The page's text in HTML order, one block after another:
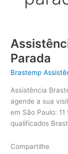
Parada
Brastemp
Assistência
agende a sua
em São Paulo:
qualificados
Compartilhe